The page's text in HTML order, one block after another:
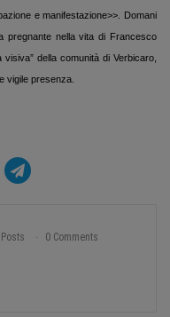
e manifestazione>>. Domani
pregnante nella vita di Francesco
della comunità di Verbicaro,
vigile presenza.
0 Comments